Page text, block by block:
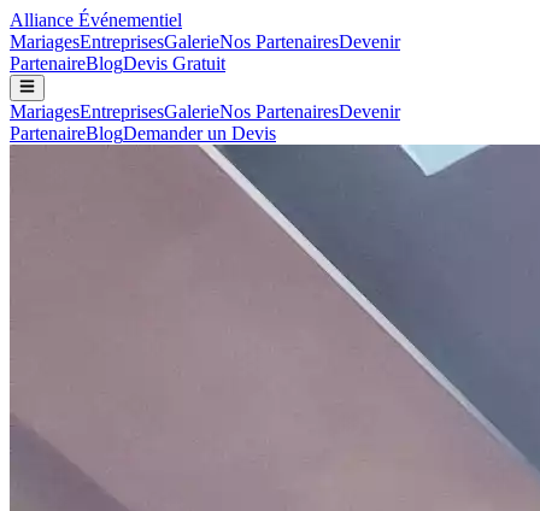
Alliance Événementiel
MariagesEntreprisesGalerieNos PartenairesDevenir
PartenaireBlogDevis Gratuit
MariagesEntreprisesGalerieNos PartenairesDevenir
PartenaireBlogDemander un Devis